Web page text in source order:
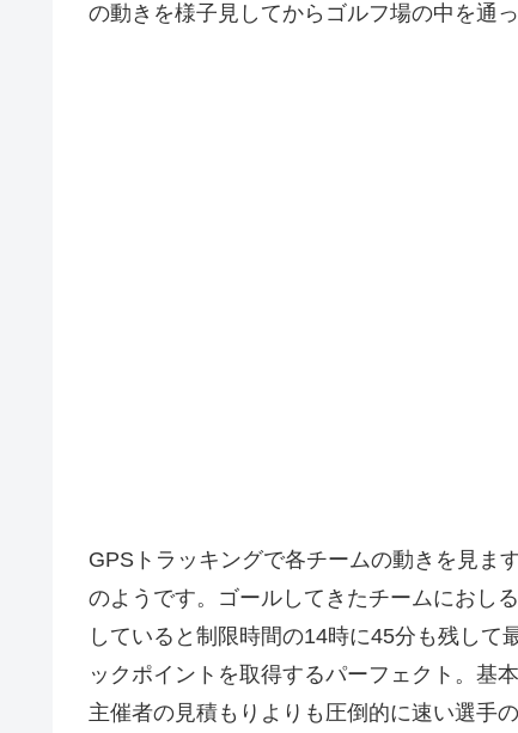
の動きを様子見してからゴルフ場の中を通
GPSトラッキングで各チームの動きを見ま
のようです。ゴールしてきたチームにおし
していると制限時間の14時に45分も残して
ックポイントを取得するパーフェクト。基
主催者の見積もりよりも圧倒的に速い選手